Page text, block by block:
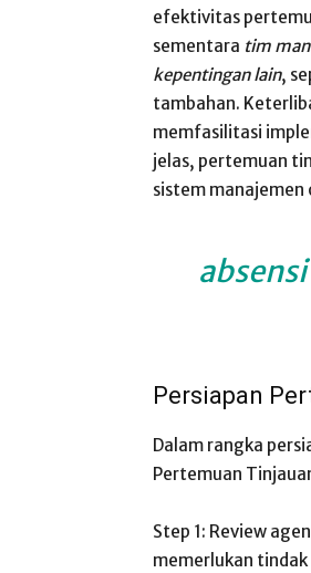
efektivitas
sementara tim
kepentingan lain,
tambahan.
memfasilitasi
jelas, pertemuan
sistem manajemen
Persiapan
Dalam rangka
Pertemuan
Step 1: Review
memerlukan